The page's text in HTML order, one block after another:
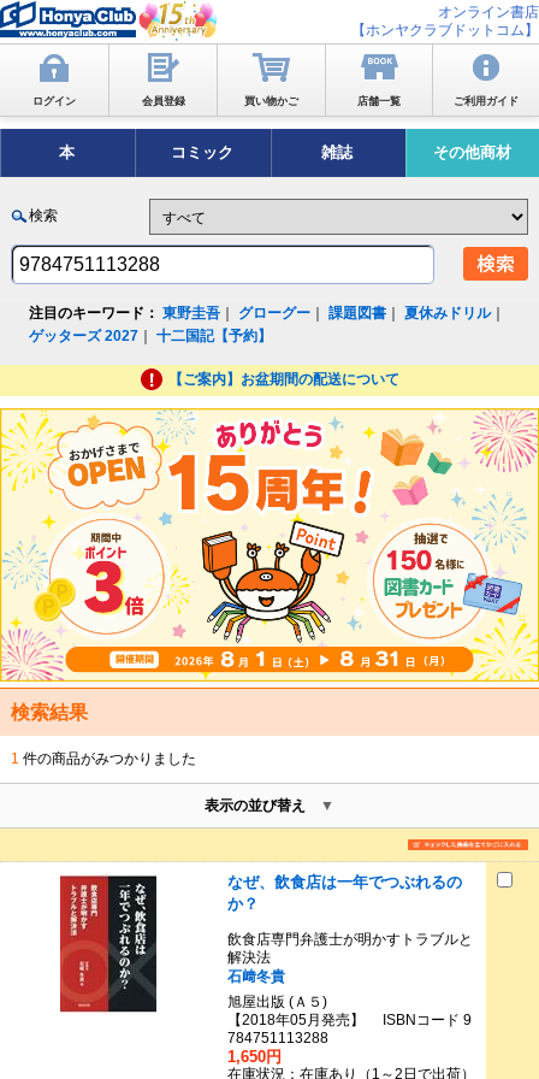
オンライン書店
【ホンヤクラブドットコム】
ログイン 会員登録 買い物かご 店舗一覧 ご利用ガイド
本 コミック 雑誌 その他商材
検索
注目のキーワード： 東野圭吾 グローグー ｜課題図書 ｜夏休みドリル｜
ゲッターズ 2027 ｜十二国記【予約】
【ご案内】お盆期間の配送について
検索結果
1 件の商品がみつかりました
表示の並び替え
なぜ、飲食店は一年でつぶれるの
か？
飲食店専門弁護士が明かすトラブルと
解決法
石﨑冬貴
旭屋出版 (Ａ５)
【2018年05月発売】 ISBNコード 9
784751113288
1,650円
在庫状況：在庫あり（1～2日で出荷）